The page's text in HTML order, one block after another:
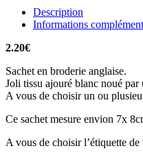
Description
Informations
2.20€
Sachet en broderie anglaise.
Joli tissu ajouré blanc noué par
A vous de choisir un ou
Ce sachet mesure envion 7x
A vous de choisir l’étiquette